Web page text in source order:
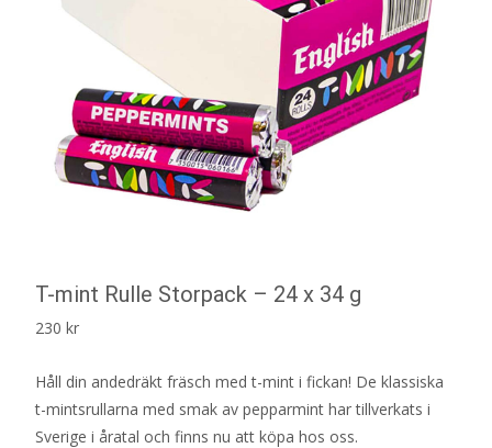
T-mint Rulle Storpack – 24 x 34 g
230 kr
Håll din andedräkt fräsch med t-mint i fickan! De klassiska
t-mintsrullarna med smak av pepparmint har tillverkats i
Sverige i åratal och finns nu att köpa hos oss.